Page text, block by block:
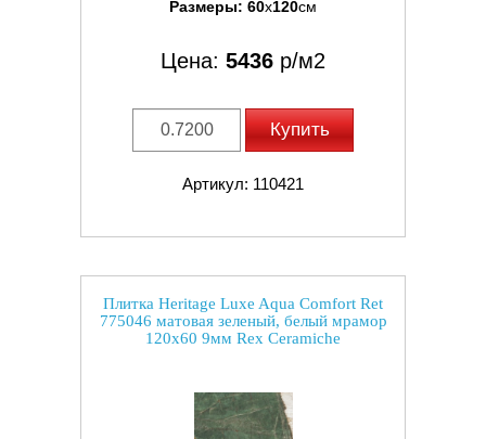
Размеры: 60x120см
Цена: 5436 р/м2
Купить
Артикул: 110421
Плитка Heritage Luxe Aqua Comfort Ret
775046 матовая зеленый, белый мрамор
120x60 9мм Rex Ceramiche